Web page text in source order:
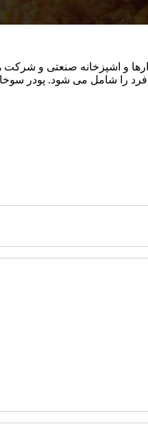
و اشپزخانه صنعتی و
را شامل می شود. پودر